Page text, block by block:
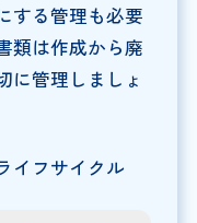
する管理も必要
類は作成から廃
に管理しましょ
イフサイクル